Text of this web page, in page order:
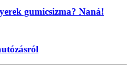
gumicsizma? Naná!